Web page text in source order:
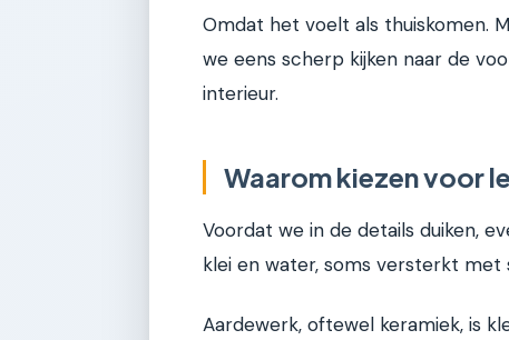
Omdat het voelt als thuiskomen.
we eens scherp kijken naar de
interieur.
Waarom kiezen voor
Voordat we in de details duiken,
klei en water, soms versterkt met
Aardewerk, oftewel keramiek, is